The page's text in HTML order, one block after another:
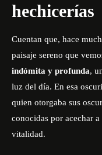
hechicerías
Cuentan que, hace
paisaje sereno que
indómita y profunda,
luz del día. En esa
quien otorgaba sus
conocidas por acechar
vitalidad.